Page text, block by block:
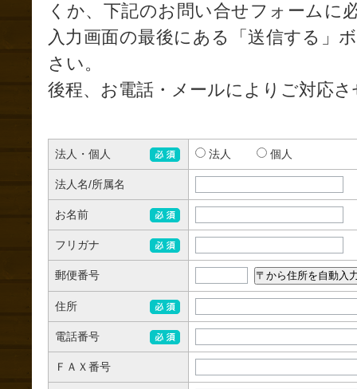
くか、下記のお問い合せフォームに
入力画面の最後にある「送信する」
さい。
後程、お電話・メールによりご対応
法人・個人 法人 個人
法人名/所属名
お名前
フリガナ
郵便番号
住所
電話番号
ＦＡＸ番号